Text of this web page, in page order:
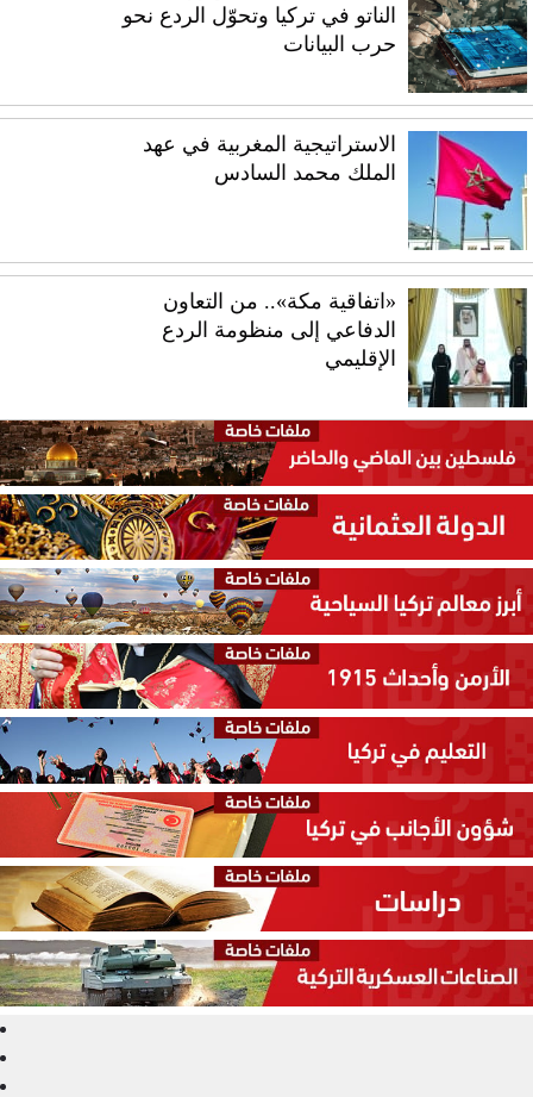
الناتو في تركيا وتحوّل الردع نحو
حرب البيانات
الاستراتيجية المغربية في عهد
الملك محمد السادس
«اتفاقية مكة».. من التعاون
الدفاعي إلى منظومة الردع
الإقليمي